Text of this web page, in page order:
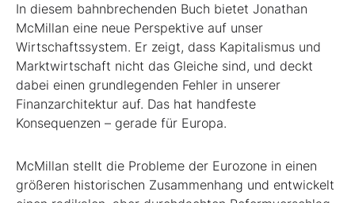
In diesem bahnbrechenden Buch bietet Jonathan
McMillan eine neue Perspektive auf unser
Wirtschaftssystem. Er zeigt, dass Kapitalismus und
Marktwirtschaft nicht das Gleiche sind, und deckt
dabei einen grundlegenden Fehler in unserer
Finanzarchitektur auf. Das hat handfeste
Konsequenzen – gerade für Europa.
McMillan stellt die Probleme der Eurozone in einen
größeren historischen Zusammenhang und entwickelt